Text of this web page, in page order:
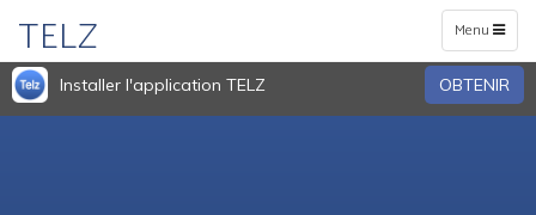
Toggle
navigation
Menu
TELZ
Installer l'application TELZ OBTENIR